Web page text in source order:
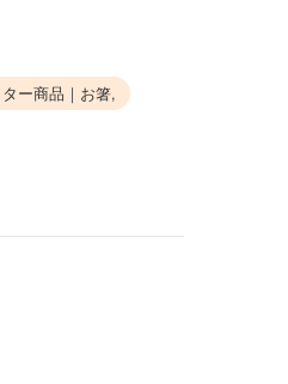
ー商品｜お箸,